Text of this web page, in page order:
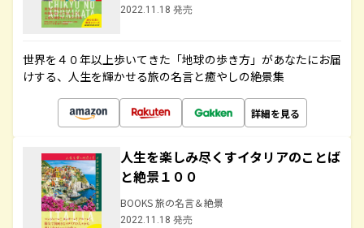
2022.11.18 発売
世界を４０年以上歩いてきた「地球の歩き方」があなたにお届
けする、人生を輝かせる旅の名言と癒やしの絶景集
詳細を見る
人生を楽しみ尽くすイタリアのことば
と絶景１００
BOOKS 旅の名言＆絶景
2022.11.18 発売